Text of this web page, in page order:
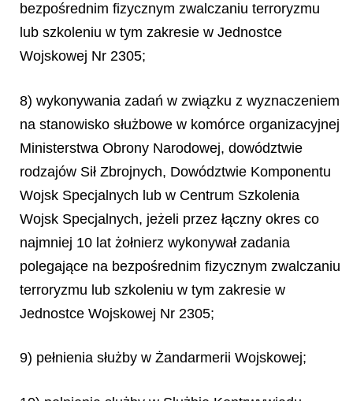
bezpośrednim fizycznym zwalczaniu terroryzmu
lub szkoleniu w tym zakresie w Jednostce
Wojskowej Nr 2305;
8) wykonywania zadań w związku z wyznaczeniem
na stanowisko służbowe w komórce organizacyjnej
Ministerstwa Obrony Narodowej, dowództwie
rodzajów Sił Zbrojnych, Dowództwie Komponentu
Wojsk Specjalnych lub w Centrum Szkolenia
Wojsk Specjalnych, jeżeli przez łączny okres co
najmniej 10 lat żołnierz wykonywał zadania
polegające na bezpośrednim fizycznym zwalczaniu
terroryzmu lub szkoleniu w tym zakresie w
Jednostce Wojskowej Nr 2305;
9) pełnienia służby w Żandarmerii Wojskowej;